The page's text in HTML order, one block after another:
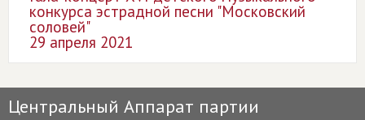
конкурса эстрадной песни "Московский
соловей"
29 апреля 2021
Центральный Аппарат партии